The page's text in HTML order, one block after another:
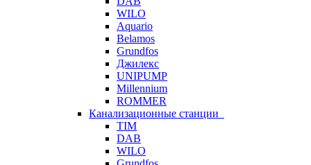
WILO
Aquario
Belamos
Grundfos
Джилекс
UNIPUMP
Millennium
ROMMER
Канализационные станции
TIM
DAB
WILO